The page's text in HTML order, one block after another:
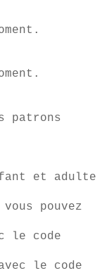
patrons
et adulte
pouvez
le code
le code